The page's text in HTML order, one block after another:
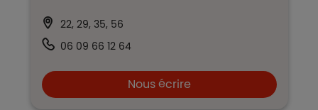
22, 29, 35, 56
06 09 66 12 64
Nous écrire